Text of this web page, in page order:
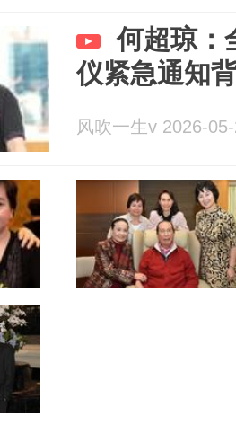
何超琼：
仪紧急通知
风吹一生v 2026-